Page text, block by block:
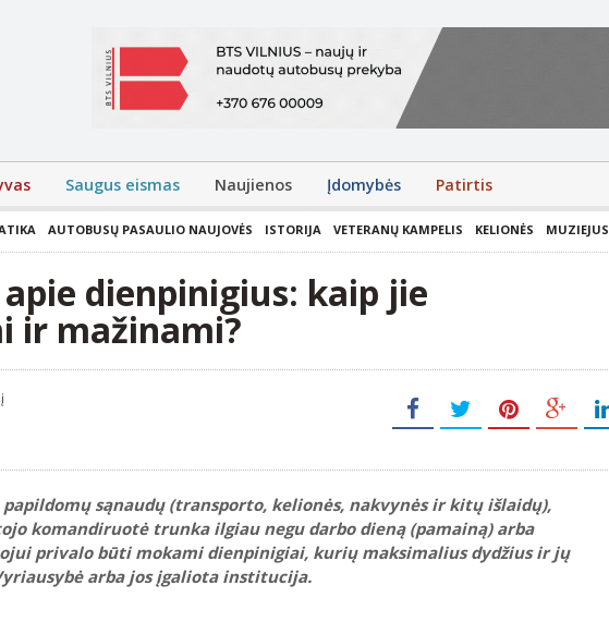
Saugus eismas Naujienos Įdomybės Patirtis
AUTOBUSŲ PASAULIO NAUJOVĖS ISTORIJA VETERANŲ KAMPELIS KELIONĖS MUZIEJUS
dienpinigius: kaip jie
ir mažinami?
sąnaudų (transporto, kelionės, nakvynės ir kitų išlaidų),
komandiruotė trunka ilgiau negu darbo dieną (pamainą) arba
privalo būti mokami dienpinigiai, kurių maksimalius dydžius ir jų
arba jos įgaliota institucija.